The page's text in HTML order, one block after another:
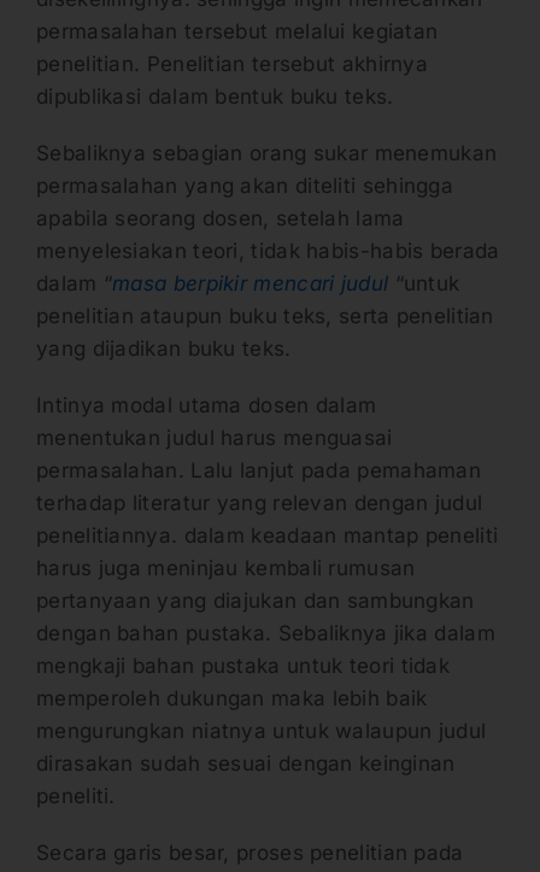
permasalahan tersebut melalui kegiatan
penelitian. Penelitian tersebut akhirnya
dipublikasi dalam bentuk buku teks.
Sebaliknya sebagian orang sukar menemukan
permasalahan yang akan diteliti sehingga
apabila seorang dosen, setelah lama
menyelesiakan teori, tidak habis-habis berada
dalam “masa berpikir mencari judul “untuk
penelitian ataupun buku teks, serta penelitian
yang dijadikan buku teks.
Intinya modal utama dosen dalam
menentukan judul harus menguasai
permasalahan. Lalu lanjut pada pemahaman
terhadap literatur yang relevan dengan judul
penelitiannya. dalam keadaan mantap peneliti
harus juga meninjau kembali rumusan
pertanyaan yang diajukan dan sambungkan
dengan bahan pustaka. Sebaliknya jika dalam
mengkaji bahan pustaka untuk teori tidak
memperoleh dukungan maka lebih baik
mengurungkan niatnya untuk walaupun judul
dirasakan sudah sesuai dengan keinginan
peneliti.
Secara garis besar, proses penelitian pada